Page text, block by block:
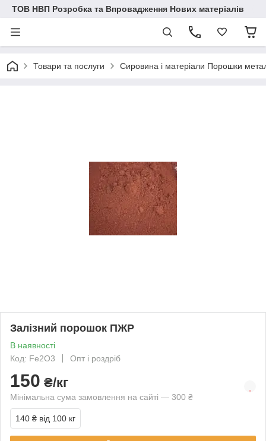
ТОВ НВП Розробка та Впровадження Нових матеріалів
Товари та послуги Сировина і матеріали Порошки
Залізний порошок ПЖР
В наявності
Код: Fe2О3
Опт і роздріб
150 ₴/кг
Мінімальна сума замовлення на сайті — 300 ₴
140 ₴ від 100 кг